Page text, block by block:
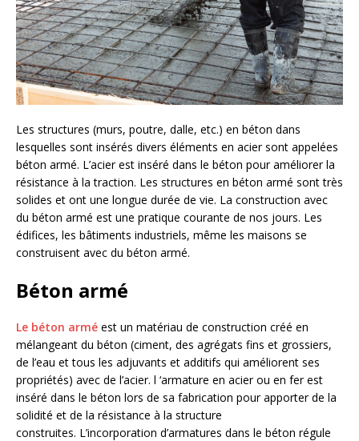
Les structures (murs, poutre, dalle, etc.) en béton dans
lesquelles sont insérés divers éléments en acier sont appelées
béton armé. L’acier est inséré dans le béton pour améliorer la
résistance à la traction. Les structures en béton armé sont très
solides et ont une longue durée de vie. La construction avec
du béton armé est une pratique courante de nos jours. Les
édifices, les bâtiments industriels, même les maisons se
construisent avec du béton armé.
Béton armé
Le béton armé est un matériau de construction créé en
mélangeant du béton (ciment, des agrégats fins et grossiers,
de l’eau et tous les adjuvants et additifs qui améliorent ses
propriétés) avec de l’acier. l ‘armature en acier ou en fer est
inséré dans le béton lors de sa fabrication pour apporter de la
solidité et de la résistance à la structure
construites. L’incorporation d’armatures dans le béton régule